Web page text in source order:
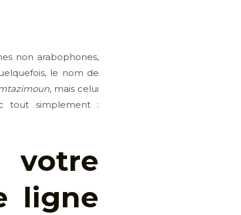
non arabophones,
le nom de
, mais celui
tout simplement :
votre
ligne